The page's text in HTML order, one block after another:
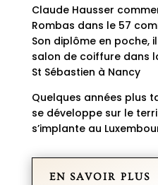
Claude Hausser
Rombas dans le 57
Son diplôme en poche,
salon de coiffure dans
St Sébastien à Nancy
Quelques années plus
se développe sur le
s’implante au
EN SAVOIR PLUS